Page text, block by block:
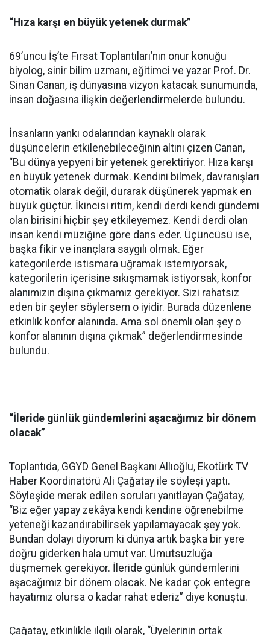
“Hıza karşı en büyük yetenek durmak”
69’uncu İş’te Fırsat Toplantıları’nın onur konuğu
biyolog, sinir bilim uzmanı, eğitimci ve yazar Prof. Dr.
Sinan Canan, iş dünyasına vizyon katacak sunumunda,
insan doğasına ilişkin değerlendirmelerde bulundu.
İnsanların yankı odalarından kaynaklı olarak
düşüncelerin etkilenebileceğinin altını çizen Canan,
“Bu dünya yepyeni bir yetenek gerektiriyor. Hıza karşı
en büyük yetenek durmak. Kendini bilmek, davranışları
otomatik olarak değil, durarak düşünerek yapmak en
büyük güçtür. İkincisi ritim, kendi derdi kendi gündemi
olan birisini hiçbir şey etkileyemez. Kendi derdi olan
insan kendi müziğine göre dans eder. Üçüncüsü ise,
başka fikir ve inançlara saygılı olmak. Eğer
kategorilerde istismara uğramak istemiyorsak,
kategorilerin içerisine sıkışmamak istiyorsak, konfor
alanımızın dışına çıkmamız gerekiyor. Sizi rahatsız
eden bir şeyler söylersem o iyidir. Burada düzenlene
etkinlik konfor alanında. Ama sol önemli olan şey o
konfor alanının dışına çıkmak” değerlendirmesinde
bulundu.
“İleride günlük gündemlerini aşacağımız bir dönem
olacak”
Toplantıda, GGYD Genel Başkanı Allıoğlu, Ekotürk TV
Haber Koordinatörü Ali Çağatay ile söyleşi yaptı.
Söyleşide merak edilen soruları yanıtlayan Çağatay,
“Biz eğer yapay zekâya kendi kendine öğrenebilme
yeteneği kazandırabilirsek yapılamayacak şey yok.
Bundan dolayı diyorum ki dünya artık başka bir yere
doğru giderken hala umut var. Umutsuzluğa
düşmemek gerekiyor. İleride günlük gündemlerini
aşacağımız bir dönem olacak. Ne kadar çok entegre
hayatımız olursa o kadar rahat ederiz” diye konuştu.
Çağatay, etkinlikle ilgili olarak, “Üyelerinin ortak